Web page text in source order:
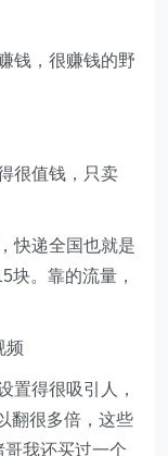
钱，很赚钱的野
很值钱，只卖
快递全国也就是
块。靠的流量，
频
得很吸引人，
翻很多倍，这些
我还买过一个